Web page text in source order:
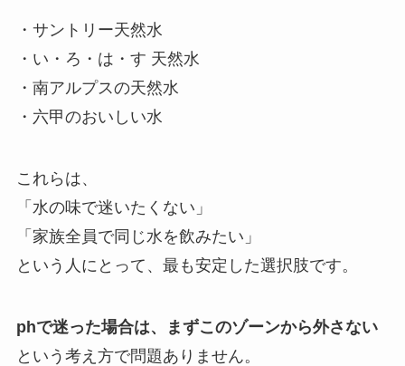
・サントリー天然水
・い・ろ・は・す 天然水
・南アルプスの天然水
・六甲のおいしい水
これらは、
「水の味で迷いたくない」
「家族全員で同じ水を飲みたい」
という人にとって、最も安定した選択肢です。
phで迷った場合は、まずこのゾーンから外さない
という考え方で問題ありません。